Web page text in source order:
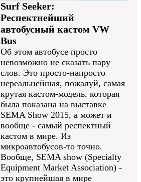
Surf Seeker:
Респектнейший
автобусный кастом VW
Bus
Об этом автобусе просто
невозможно не сказать пару
слов. Это просто-напросто
нереальнейшая, пожалуй, самая
крутая кастом-модель, которая
была показана на выставке
SEMA Show 2015, а может и
вообще - самый респектный
кастом в мире. Из
микроавтобусов-то точно.
Вообще, SEMA show (Specialty
Equipment Market Association) -
это крупнейшая в мире